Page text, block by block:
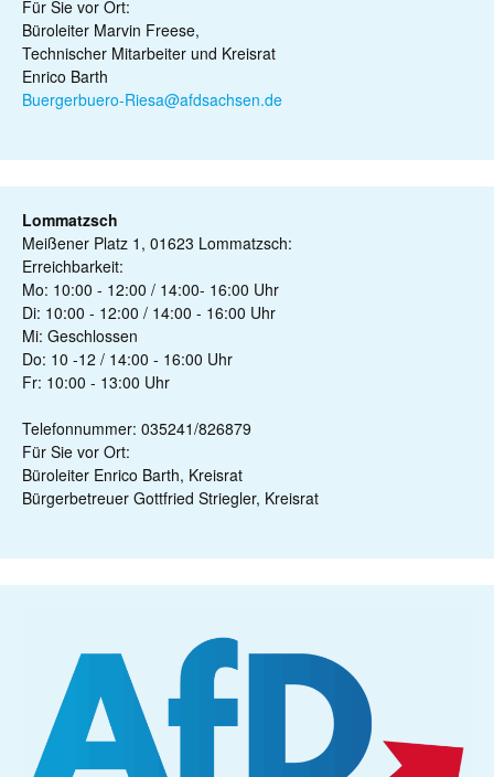
Für Sie vor Ort:
Büroleiter Marvin Freese,
Technischer Mitarbeiter und Kreisrat
Enrico Barth
Buergerbuero-Riesa@afdsachsen.de
Lommatzsch
Meißener Platz 1, 01623 Lommatzsch:
Erreichbarkeit:
Mo: 10:00 - 12:00 / 14:00- 16:00 Uhr
Di: 10:00 - 12:00 / 14:00 - 16:00 Uhr
Mi: Geschlossen
Do: 10 -12 / 14:00 - 16:00 Uhr
Fr: 10:00 - 13:00 Uhr
Telefonnummer: 035241/826879
Für Sie vor Ort:
Büroleiter Enrico Barth, Kreisrat
Bürgerbetreuer Gottfried Striegler, Kreisrat